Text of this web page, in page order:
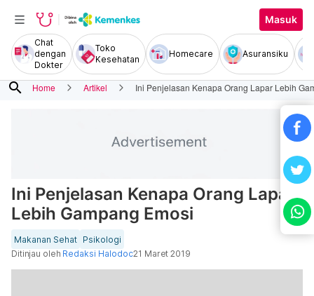
Masuk
Chat
dengan
Dokter
Toko
Kesehatan
Homecare Asuransiku
search Home Artikel Ini Penjelasan Kenapa Orang Lapar Lebih
Ini Penjelasan Kenapa Orang Lapar
Lebih Gampang Emosi
Makanan Sehat Psikologi
Ditinjau oleh Redaksi Halodoc21 Maret 2019